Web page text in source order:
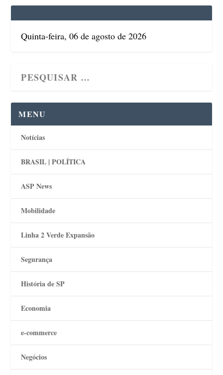
Quinta-feira, 06 de agosto de 2026
MENU
Notícias
BRASIL | POLÍTICA
ASP News
Mobilidade
Linha 2 Verde Expansão
Segurança
História de SP
Economia
e-commerce
Negócios